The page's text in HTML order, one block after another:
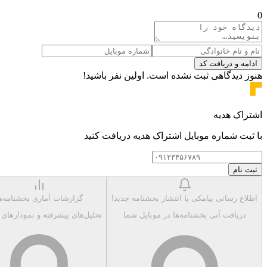
0
ادامه و دریافت کد
هنوز دیدگاهی ثبت نشده است. اولین نفر باشید!
اشتراک هدیه
با ثبت شماره موبایل اشتراک هدیه دریافت کنید
ثبت نام
اطلاع رسانی پیامکی با انتشار بخشنامه جدید!
دریافت آنی بخشنامه‌ها در موبایل شما
گزارشات آماری
تحلیل‌های پیشرفته و نمودارهای